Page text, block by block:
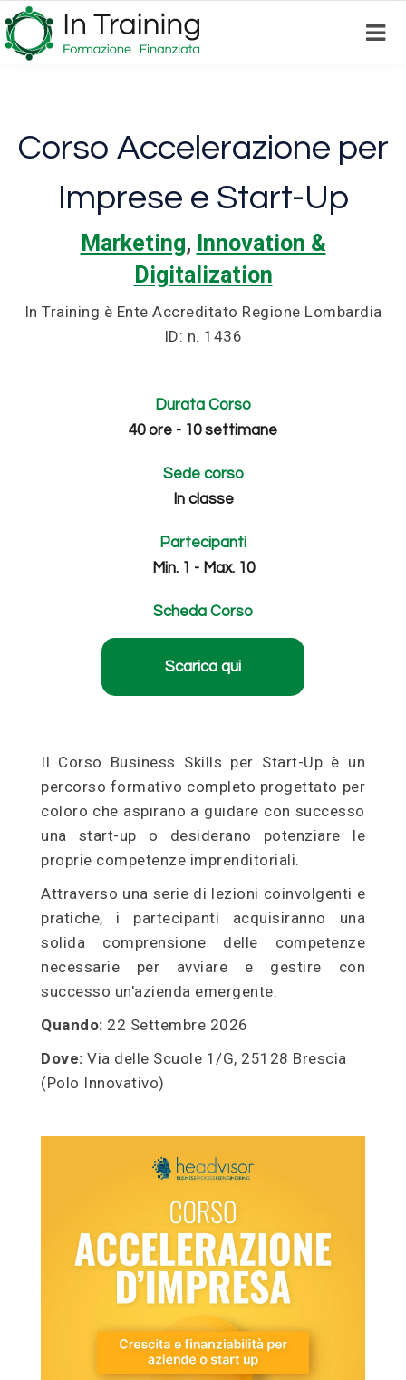
Skip
to
main
Corso Accelerazione per
Imprese e Start-Up
Marketing, Innovation &
Digitalization
In Training è Ente Accreditato Regione Lombardia
ID: n. 1436
Durata Corso
40 ore - 10 settimane
Sede corso
In classe
Partecipanti
Min. 1 - Max. 10
Scheda Corso
Scarica qui
Il Corso Business Skills per Start-Up è un
percorso formativo completo progettato per
coloro che aspirano a guidare con successo
una start-up o desiderano potenziare le
proprie competenze imprenditoriali.
Attraverso una serie di lezioni coinvolgenti e
pratiche, i partecipanti acquisiranno una
solida comprensione delle competenze
necessarie per avviare e gestire con
successo un'azienda emergente.
Quando: 22 Settembre 2026
Dove: Via delle Scuole 1/G, 25128 Brescia
(Polo Innovativo)